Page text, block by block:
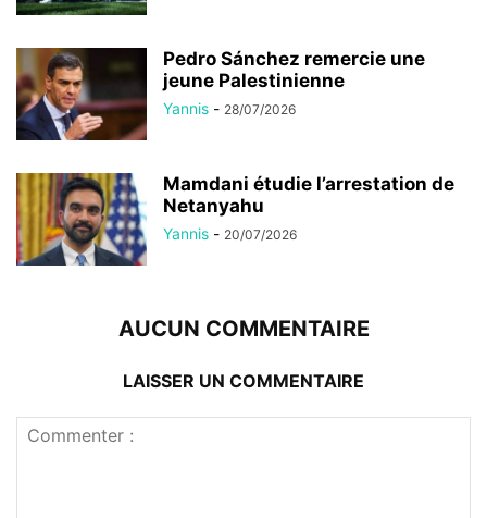
Pedro Sánchez remercie une
jeune Palestinienne
Yannis - 28/07/2026
Mamdani étudie l’arrestation de
Netanyahu
Yannis - 20/07/2026
AUCUN COMMENTAIRE
LAISSER UN COMMENTAIRE